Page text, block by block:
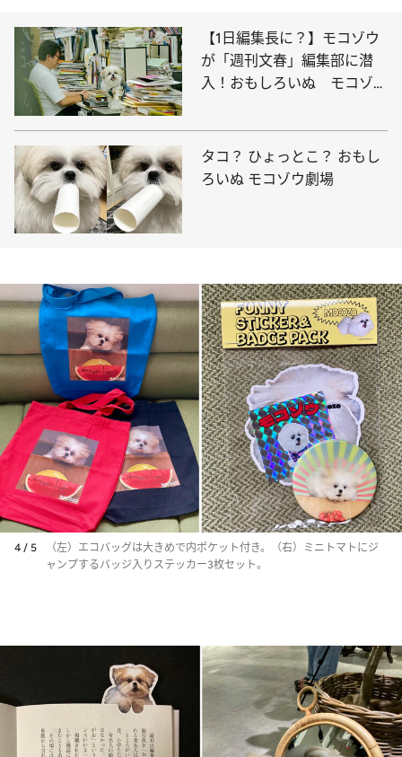
【1日編集長に？】モコゾウ
が「週刊文春」編集部に潜
入！おもしろいぬ モコゾウ
タコ？ ひょっとこ？ おもし
ろいぬ モコゾウ劇場
4 / 5
（左）エコバッグは大きめで内ポケット付き。（右）ミニトマトにジ
ャンプするバッジ入りステッカー3枚セット。